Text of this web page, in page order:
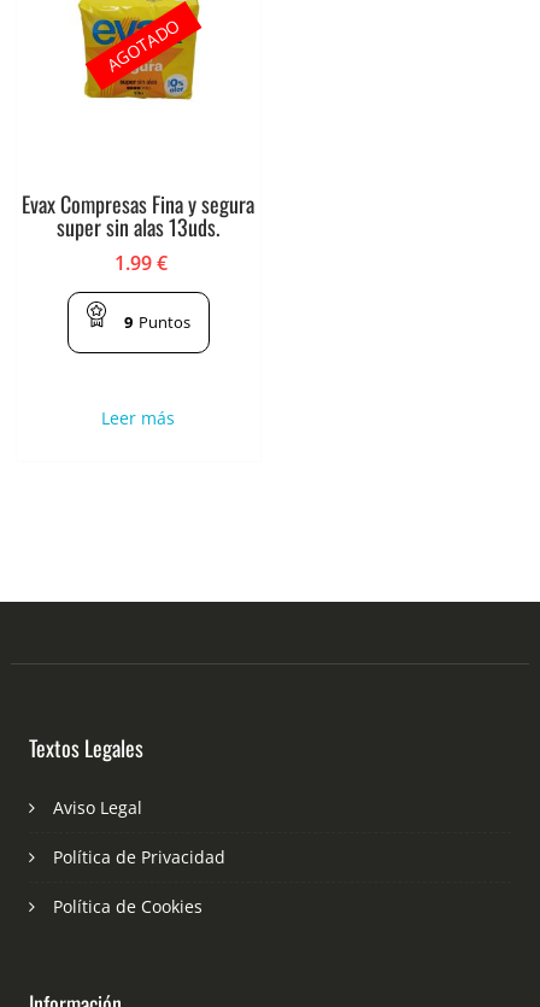
Evax Compresas Fina y segura
super sin alas 13uds.
1.99€
9 Puntos
Leer más
AGOTADO
Textos Legales
Aviso Legal
Política de Privacidad
Política de Cookies